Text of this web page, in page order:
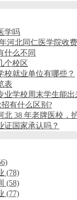
学吗
河北同仁医学院收
什么不同
个校区
校就业单位有哪些？
表
业学校周末学生能出
有什么区别?
北 38 年老牌医校，
证国家承认吗？
(78)
(58)
(77)